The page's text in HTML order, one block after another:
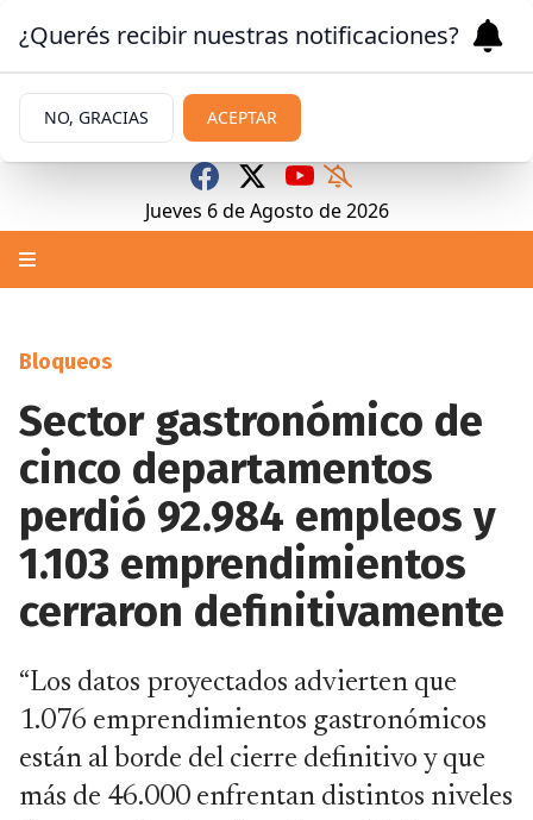
Jueves 6 de Agosto de 2026
Bloqueos
Sector gastronómico de
cinco departamentos
perdió 92.984 empleos y
1.103 emprendimientos
cerraron definitivamente
“Los datos proyectados advierten que
1.076 emprendimientos gastronómicos
están al borde del cierre definitivo y que
más de 46.000 enfrentan distintos niveles
¿Querés recibir nuestras notificaciones?
NO, GRACIAS ACEPTAR